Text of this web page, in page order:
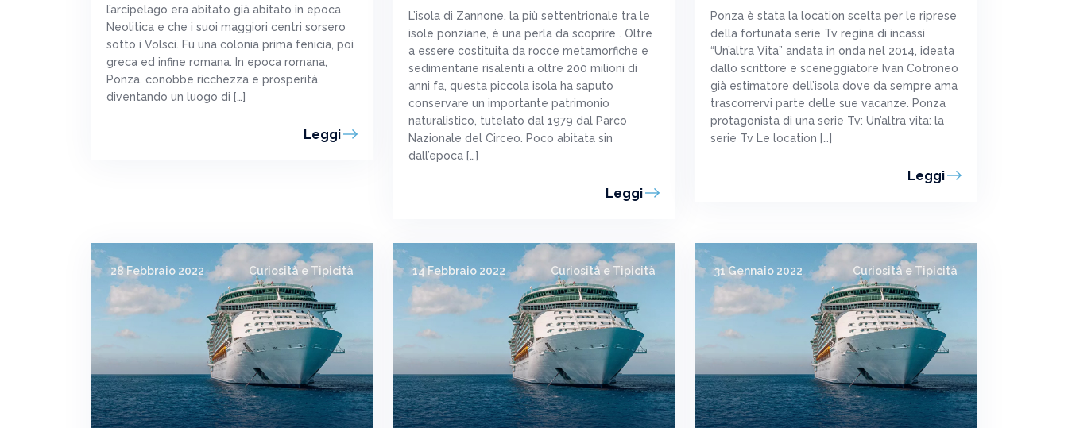
l’arcipelago era abitato già abitato in epoca
Neolitica e che i suoi maggiori centri sorsero
sotto i Volsci. Fu una colonia prima fenicia, poi
greca ed infine romana. In epoca romana,
Ponza, conobbe ricchezza e prosperità,
diventando un luogo di […]
Leggi
L’isola di Zannone, la più settentrionale tra le
isole ponziane, è una perla da scoprire . Oltre
a essere costituita da rocce metamorfiche e
sedimentarie risalenti a oltre 200 milioni di
anni fa, questa piccola isola ha saputo
conservare un importante patrimonio
naturalistico, tutelato dal 1979 dal Parco
Nazionale del Circeo. Poco abitata sin
dall’epoca […]
Leggi
Ponza è stata la location scelta per le riprese
della fortunata serie Tv regina di incassi
“Un’altra Vita” andata in onda nel 2014, ideata
dallo scrittore e sceneggiatore Ivan Cotroneo
già estimatore dell’isola dove da sempre ama
trascorrervi parte delle sue vacanze. Ponza
protagonista di una serie Tv: Un’altra vita: la
serie Tv Le location […]
Leggi
28 Febbraio 2022 Curiosità e Tipicità 14 Febbraio 2022 Curiosità e Tipicità 31 Gennaio 2022 Curiosità e Tipicità